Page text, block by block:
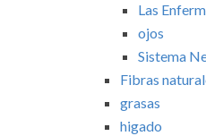
Las
ojos
Sistema
Fibras
grasas
higado